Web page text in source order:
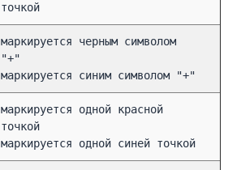
точкой
маркируется черным символом
"+"
маркируется синим символом "+"
маркируется одной красной
точкой
маркируется одной синей точкой